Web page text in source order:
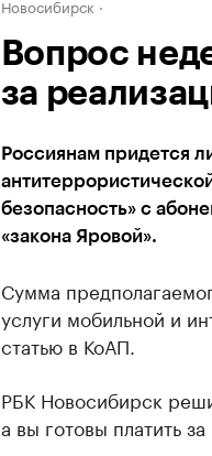
Новосибирск
Вопрос
за
Россиянам придется
безопасность» с
«закона Яровой».
Сумма
услуги мобильной и
статью в КоАП.
РБК Новосибирск
а вы готовы платить